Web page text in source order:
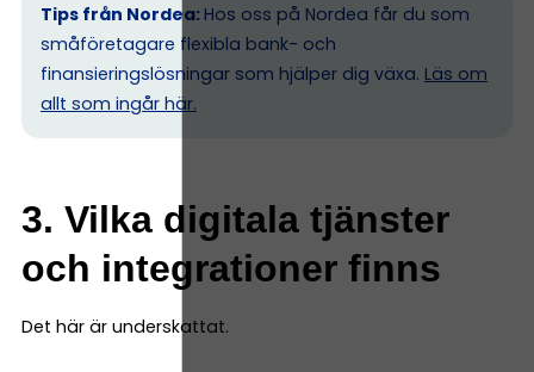
Tips från Nordea: Hos oss på Nordea får du som
småföretagare flexibla bank- och
finansieringslösningar som hjälper dig växa. Läs om
allt som ingår här.
3. Vilka digitala tjänster
och integrationer finns
Det här är underskattat.